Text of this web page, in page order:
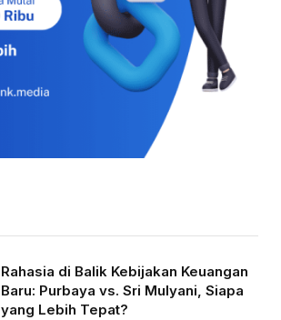
Rahasia di Balik Kebijakan Keuangan
Baru: Purbaya vs. Sri Mulyani, Siapa
yang Lebih Tepat?